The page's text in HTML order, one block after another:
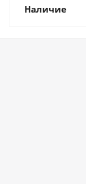
Наличие